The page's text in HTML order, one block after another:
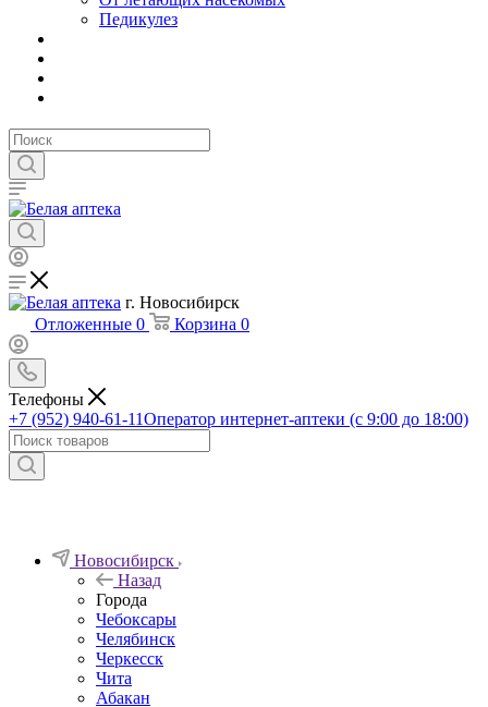
Педикулез
г. Новосибирск
Отложенные 0 Корзина 0
Телефоны
+7 (952) 940-61-11Оператор интернет-аптеки (с 9:00 до 18:00)
Новосибирск
Назад
Города
Чебоксары
Челябинск
Черкесск
Чита
Абакан